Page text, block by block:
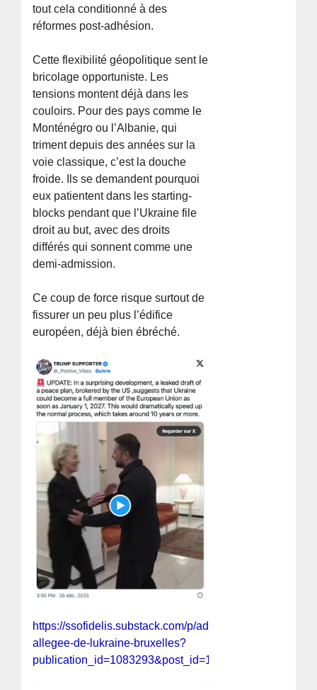
tout cela conditionné à des
réformes post-adhésion.
Cette flexibilité géopolitique sent le
bricolage opportuniste. Les
tensions montent déjà dans les
couloirs. Pour des pays comme le
Monténégro ou l’Albanie, qui
triment depuis des années sur la
voie classique, c’est la douche
froide. Ils se demandent pourquoi
eux patientent dans les starting-
blocks pendant que l’Ukraine file
droit au but, avec des droits
différés qui sonnent comme une
demi-admission.
Ce coup de force risque surtout de
fissurer un peu plus l’édifice
européen, déjà bien ébréché.
https://ssofidelis.substack.com/p/adhesion-
allegee-de-lukraine-bruxelles?